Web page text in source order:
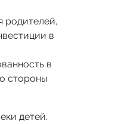
родителей,
в
в
стороны
детей.